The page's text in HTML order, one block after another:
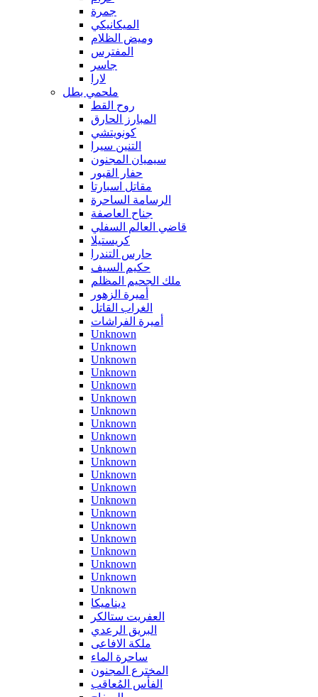
جمرة
الميكانيكي
وميض الظلام
المفترس
جاسر
لارا
ملحمي بطل
روح القط
المبارز الحارق
كونويتشي
التنين سيرا
سيميان المجنون
حفار القبور
مقاتل اسبارتا
الرسامة الساحرة
جناح العاصفة
قاضي العالم السفلي
كريستيلا
حارس التندرا
حكيم السيف
ملك الجحيم المظلم
أميرة الزهور
الغراب القاتل
أميرة الفراشات
Unknown
Unknown
Unknown
Unknown
Unknown
Unknown
Unknown
Unknown
Unknown
Unknown
Unknown
Unknown
Unknown
Unknown
Unknown
Unknown
Unknown
Unknown
Unknown
Unknown
Unknown
ديناميكا
العفريت ستالكر
البريق الرعدي
ملكة الافاعى
ساحرة الماء
المخترع المجنون
الفأس المُعاقب